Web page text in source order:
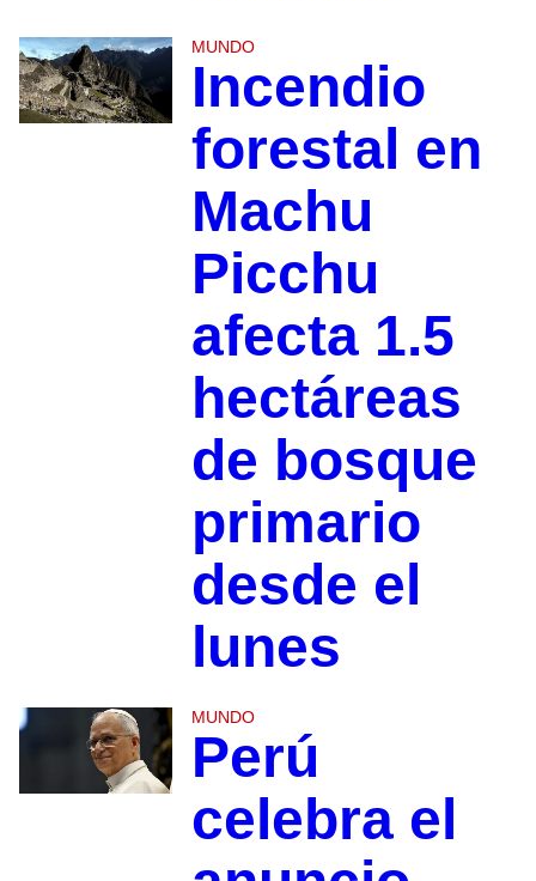
MUNDO
Incendio
forestal en
Machu
Picchu
afecta 1.5
hectáreas
de bosque
primario
desde el
lunes
MUNDO
Perú
celebra el